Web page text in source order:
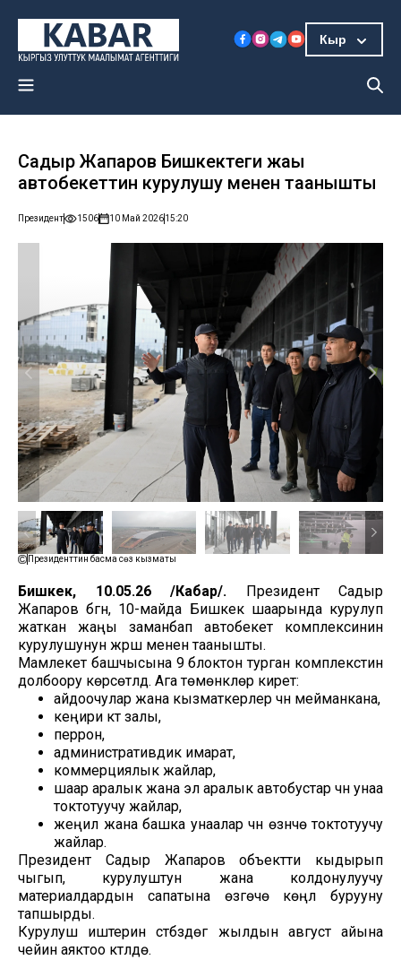
Кыр
Садыр Жапаров Бишкектеги жаңы
автобекеттин курулушу менен таанышты
Президент 1506 10 Май 202615:20
Президенттин басма сөз кызматы
Бишкек, 10.05.26 /Кабар/. Президент Садыр
Жапаров бүгүн, 10-майда Бишкек шаарында курулуп
жаткан жаңы заманбап автобекет комплексинин
курулушунун жүрүшү менен таанышты.
Мамлекет башчысына 9 блоктон турган комплекстин
долбоору көрсөтүлдү. Ага төмөнкүлөр кирет:
айдоочулар жана кызматкерлер үчүн мейманкана,
кеңири күтүү залы,
перрон,
административдик имарат,
коммерциялык жайлар,
шаар аралык жана эл аралык автобустар үчүн унаа
токтотуучу жайлар,
жеңил жана башка унаалар үчүн өзүнчө токтотуучу
жайлар.
Президент Садыр Жапаров объектти кыдырып
чыгып, курулуштун жана колдонулуучу
материалдардын сапатына өзгөчө көңүл бурууну
тапшырды.
Курулуш иштерин үстүбүздөгү жылдын август айына
чейин аяктоо күтүлүүдө.